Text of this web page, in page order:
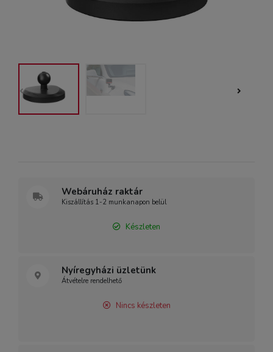
Webáruház raktár
Kiszállítás 1-2 munkanapon belül
Készleten
Nyíregyházi üzletünk
Átvételre rendelhető
Nincs készleten